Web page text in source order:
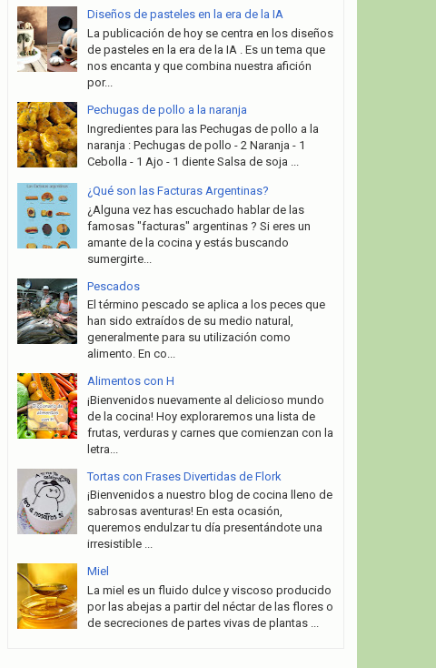
Diseños de pasteles en la era de la IA
La publicación de hoy se centra en los diseños
de pasteles en la era de la IA . Es un tema que
nos encanta y que combina nuestra afición
por...
Pechugas de pollo a la naranja
Ingredientes para las Pechugas de pollo a la
naranja : Pechugas de pollo - 2 Naranja - 1
Cebolla - 1 Ajo - 1 diente Salsa de soja ...
¿Qué son las Facturas Argentinas?
¿Alguna vez has escuchado hablar de las
famosas "facturas" argentinas ? Si eres un
amante de la cocina y estás buscando
sumergirte...
Pescados
El término pescado se aplica a los peces que
han sido extraídos de su medio natural,
generalmente para su utilización como
alimento. En co...
Alimentos con H
¡Bienvenidos nuevamente al delicioso mundo
de la cocina! Hoy exploraremos una lista de
frutas, verduras y carnes que comienzan con la
letra...
Tortas con Frases Divertidas de Flork
¡Bienvenidos a nuestro blog de cocina lleno de
sabrosas aventuras! En esta ocasión,
queremos endulzar tu día presentándote una
irresistible ...
Miel
La miel es un fluido dulce y viscoso producido
por las abejas a partir del néctar de las flores o
de secreciones de partes vivas de plantas ...